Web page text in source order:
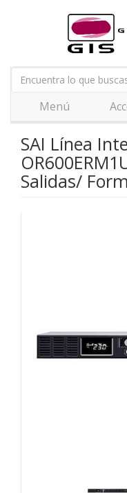
Menú
SAI Línea
Salidas/